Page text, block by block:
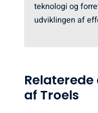
teknologi og
udviklingen af
af Troels